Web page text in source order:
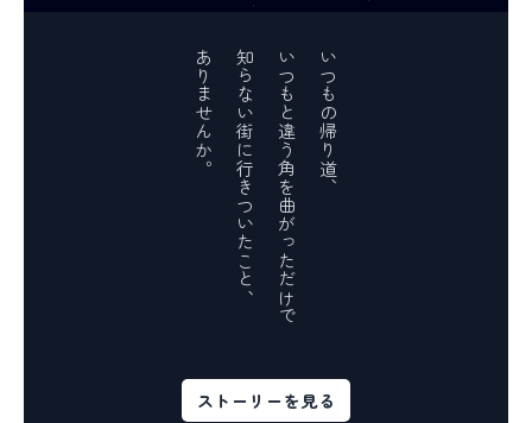
いつもの帰り道、
いつもと違う角を曲がっただけで
知らない街に行きついたこと、
ありませんか。
ストーリーを見る